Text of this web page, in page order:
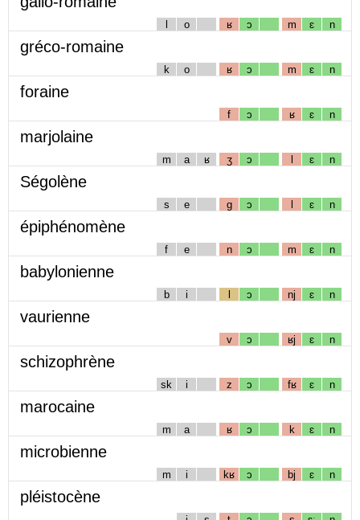
l o ʁ ɔ m ɛ n
gréco-romaine
k o ʁ ɔ m ɛ n
foraine
f ɔ ʁ ɛ n
marjolaine
m a ʁ ʒ ɔ l ɛ n
Ségolène
s e g ɔ l ɛ n
épiphénomène
f e n ɔ m ɛ n
babylonienne
b i l ɔ nj ɛ n
vaurienne
v ɔ ʁj ɛ n
schizophrène
sk i z ɔ fʁ ɛ n
marocaine
m a ʁ ɔ k ɛ n
microbienne
m i kʁ ɔ bj ɛ n
pléistocène